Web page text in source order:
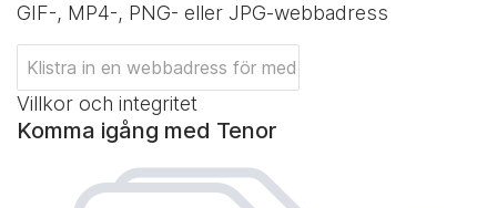
GIF-, MP4-, PNG- eller JPG-webbadress
Villkor och integritet
Komma igång med Tenor